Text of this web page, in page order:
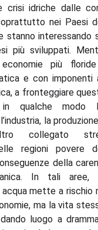
crisi idriche dalle
nei Paesi
stanno interessando
più sviluppati.
più floride
e con imponenti
a fronteggiare
qualche modo
la
collegato
regioni povere
della
In tali aree,
acqua mette a rischio
ma la vita
luogo a